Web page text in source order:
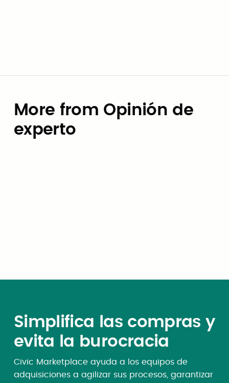
More from Opinión de
experto
Simplifica las compras y
evita la burocracia
Civic Marketplace ayuda a los equipos de
adquisiciones a agilizar sus procesos, garantizar